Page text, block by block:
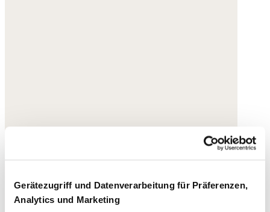
Gerätezugriff und Datenverarbeitung für Präferenzen,
Analytics und Marketing